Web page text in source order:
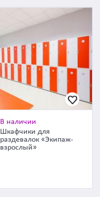
В наличии
Шкафчики для
раздевалок «Экипаж-
взрослый»